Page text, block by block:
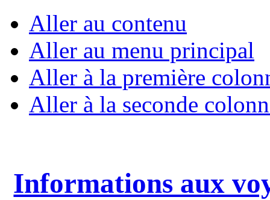
Aller au contenu
Aller au menu principal
Aller à la première
Aller à la seconde
Informations aux